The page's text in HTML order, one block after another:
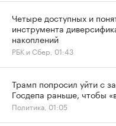
Четыре доступных и
инструмента
накоплений
РБК и Сбер, 01:43
Трамп попросил уйти с
Госдепа раньше, чтобы
Политика, 01:05